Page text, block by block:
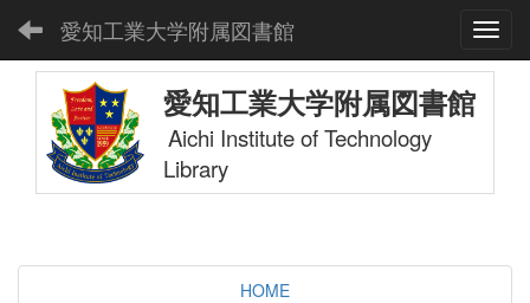
愛知工業大学附属図書館
愛知工業大学附属図書館
Aichi Institute of Technology
Library
HOME